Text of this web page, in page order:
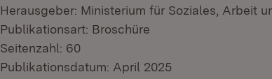
Herausgeber: Ministerium für Soziales, Arbeit
Publikationsart: Broschüre
Seitenzahl: 60
Publikationsdatum: April 2025